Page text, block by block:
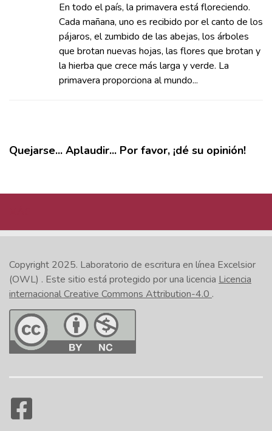
En todo el país, la primavera está floreciendo.
Cada mañana, uno es recibido por el canto de los
pájaros, el zumbido de las abejas, los árboles
que brotan nuevas hojas, las flores que brotan y
la hierba que crece más larga y verde. La
primavera proporciona al mundo...
Quejarse... Aplaudir... Por favor, ¡dé su opinión!
Copyright 2025. Laboratorio de escritura en línea Excelsior
(OWL) . Este sitio está protegido por una licencia Licencia
internacional Creative Commons Attribution-4.0 .